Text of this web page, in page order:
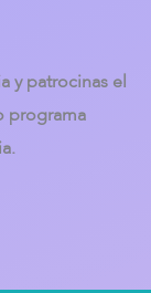
y patrocinas el
programa